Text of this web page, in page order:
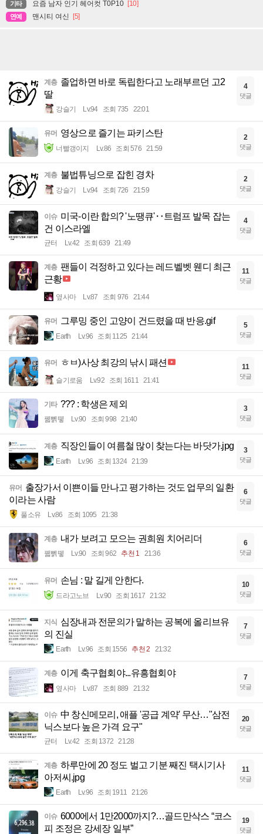
기타 요즘 남자 인기 헤어컷 T0P10 [10]
연예 맨시티 여신 [5]
계층 졸업하면 바로 독립한다고 노래부르던 고2
딸
강슬기 Lv.94 조회 735 22:01
4
댓글
유머 영상으로 즐기는 파키스탄
너빨갱이지 Lv.86 조회 576 21:59
2
댓글
계층 불법튜닝으로 잡힌 경차
강슬기 Lv.94 조회 726 21:59
2
댓글
이슈 미국-이란 합의? '노땡큐'‥트럼프 발목 잡는
건 이스라엘
균터 Lv.42 조회 639 21:49
4
댓글
계층 팬들이 걱정하고 있다는 레드벨벳 웬디 최근
근황
옆사마 Lv.87 조회 976 21:44
11
댓글
유머 그루밍 중인 고양이 건드렸을 때 반응.gif
Earth Lv.96 조회 1125 21:44
5
댓글
유머 ㅎㅂ)사상 최강의 낚시 패션
슬기로움 Lv.92 조회 1611 21:41
11
댓글
기타 ??? : 학생은 제외
꿻뻵뗗 Lv.90 조회 998 21:40
3
댓글
계층 직장인들이 여름철 많이 찾는다는 바닷가.jpg
Earth Lv.96 조회 1324 21:39
3
댓글
유머 출장가서 이쁜이들 만나고 평가하는 것도 업무의 일환
이라는 사람
풀소유 Lv.86 조회 1095 21:38
6
댓글
계층 내가 보려고 모으는 권희원 치어리더
꿻뻵뗗 Lv.90 조회 962 추천 1 21:36
6
댓글
유머 손님 : 말 길게 안한다.
드라고노브 Lv.90 조회 1617 21:32
10
댓글
지식 심장내과 전문의가 말하는 공복에 올리브유
의 진실
Earth Lv.96 조회 1556 추천 2 21:32
7
댓글
계층 이게 축구협회야...유흥협회야
옆사마 Lv.87 조회 889 21:32
7
댓글
이슈 中 창신메모리, 애플 '공급 계약' 무산…"삼전
닉스보다 높은 가격 요구"
균터 Lv.42 조회 1372 21:28
20
댓글
계층 하루만에 20 정도 벌고 기분 째진 택시기사
아저씨.jpg
Earth Lv.96 조회 1911 21:26
11
댓글
이슈 6000에서 1만2000까지?…골드만삭스 “코스
피 조정은 강세장 일부”
19
댓글